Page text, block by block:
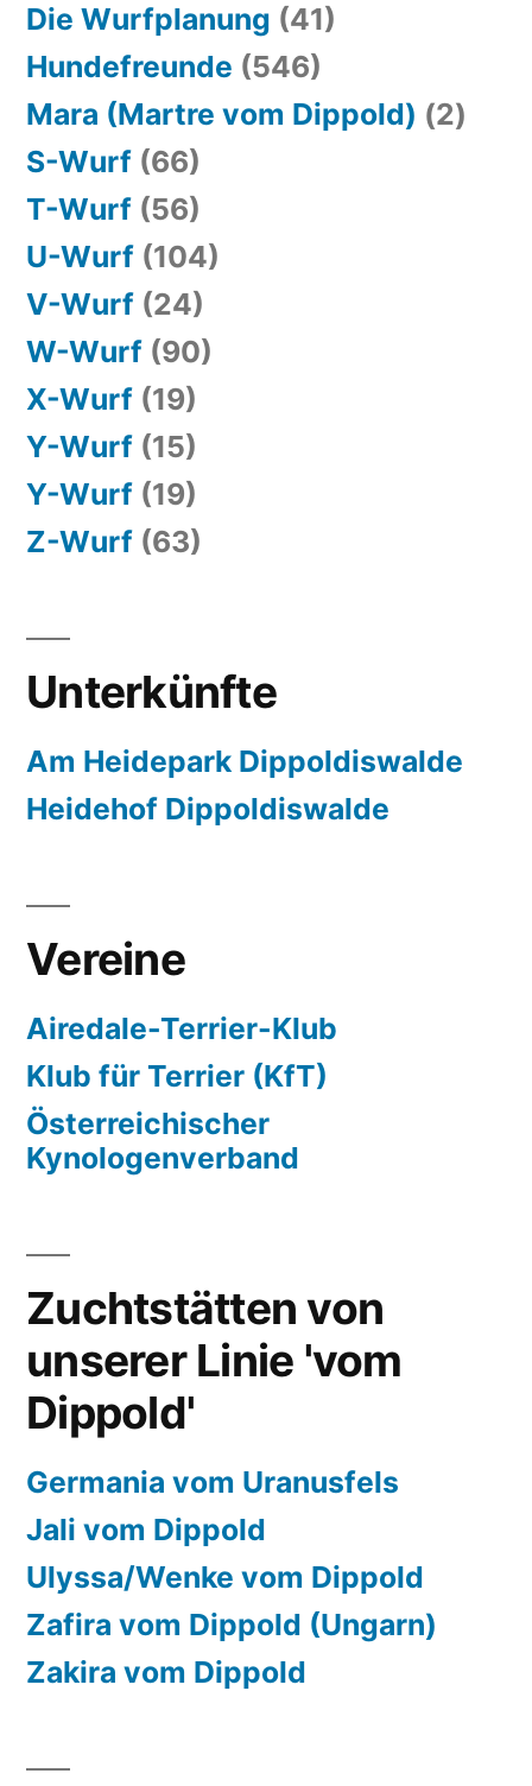
Die Wurfplanung (41)
Hundefreunde (546)
Mara (Martre vom Dippold) (2)
S-Wurf (66)
T-Wurf (56)
U-Wurf (104)
V-Wurf (24)
W-Wurf (90)
X-Wurf (19)
Y-Wurf (15)
Y-Wurf (19)
Z-Wurf (63)
Unterkünfte
Am Heidepark Dippoldiswalde
Heidehof Dippoldiswalde
Vereine
Airedale-Terrier-Klub
Klub für Terrier (KfT)
Österreichischer
Kynologenverband
Zuchtstätten von
unserer Linie 'vom
Dippold'
Germania vom Uranusfels
Jali vom Dippold
Ulyssa/Wenke vom Dippold
Zafira vom Dippold (Ungarn)
Zakira vom Dippold